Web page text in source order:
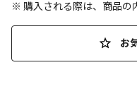
※ 購入される際は、商品の
お